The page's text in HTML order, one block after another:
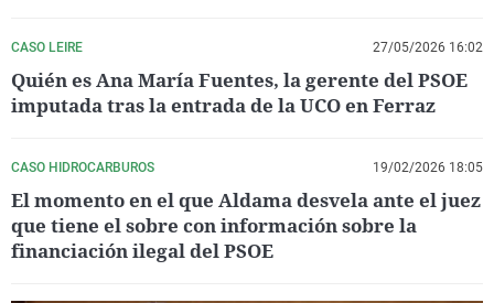
CASO LEIRE 27/05/2026 16:02
Quién es Ana María Fuentes, la gerente del PSOE
imputada tras la entrada de la UCO en Ferraz
CASO HIDROCARBUROS 19/02/2026 18:05
El momento en el que Aldama desvela ante el juez
que tiene el sobre con información sobre la
financiación ilegal del PSOE